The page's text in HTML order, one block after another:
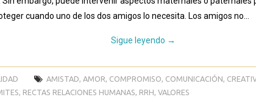
cuando uno de los dos amigos lo necesita. Los amigos no…
Sigue leyendo →
AMISTAD AMOR COMPROMISO COMUNICACIÓN
RECTAS RELACIONES HUMANAS RRH VALORES